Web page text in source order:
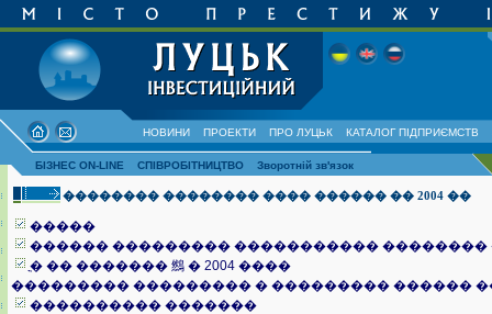
НОВИНИ ПРОЕКТИ ПРО ЛУЦЬК КАТАЛОГ ПІДПРИЄМСТВ
БІЗНЕС ON-LINE СПІВРОБІТНИЦТВО Зворотній зв'язок
�������� �������� ���� ������ �� 2004 ��
�����
������ ��������� ����������� ��������
ֳ� �� ������� 䳿 � 2004 ����
��������� ��������� � ��������� ������
���������� �������